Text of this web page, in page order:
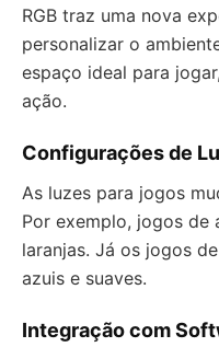
RGB traz uma nova
personalizar o
espaço ideal para
ação.
Configurações de
As luzes para jogos
Por exemplo, jogos de
laranjas. Já os jogos
azuis e suaves.
Integração com